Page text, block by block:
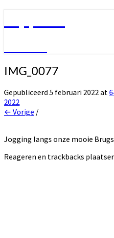
IMG_0077
Gepubliceerd 5 februari 2022at
2022
← Vorige /
Jogging langs onze mooie
Reageren en trackbacks